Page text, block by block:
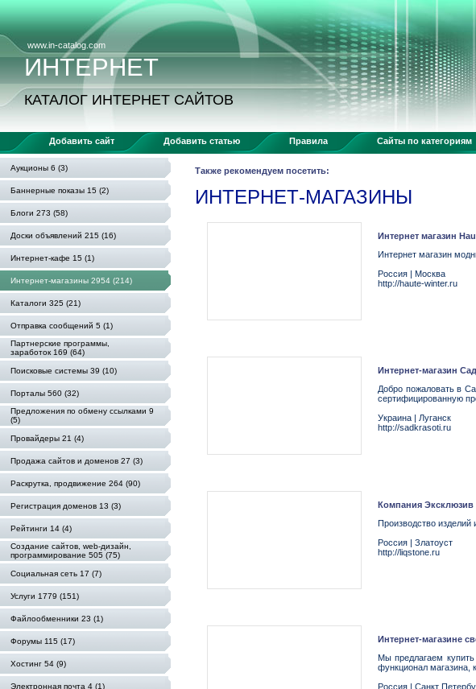
www.in-catalog.com
ИНТЕРНЕТ
КАТАЛОГ ИНТЕРНЕТ САЙТОВ
Добавить сайт Добавить статью Правила Сайты по категориям
Аукционы 6 (3)
Баннерные показы 15 (2)
Блоги 273 (58)
Доски объявлений 215 (16)
Интернет-кафе 15 (1)
Интернет-магазины 2954 (214)
Каталоги 325 (21)
Отправка сообщений 5 (1)
Партнерские программы,
заработок 169 (64)
Поисковые системы 39 (10)
Порталы 560 (32)
Предложения по обмену ссылками 9
(5)
Провайдеры 21 (4)
Продажа сайтов и доменов 27 (3)
Раскрутка, продвижение 264 (90)
Регистрация доменов 13 (3)
Рейтинги 14 (4)
Создание сайтов, web-дизайн,
программирование 505 (75)
Социальная сеть 17 (7)
Услуги 1779 (151)
Файлообменники 23 (1)
Форумы 115 (17)
Хостинг 54 (9)
Электронная почта 4 (1)
Также рекомендуем посетить:
ИНТЕРНЕТ-МАГАЗИНЫ
Интернет магазин
Интернет магазин
Россия | Москва
http://haute-winter.ru
Интернет-магазин
Добро пожаловать в
сертифицированную
Украина | Луганск
http://sadkrasoti.ru
Компания Эксклюзив
Производство изделий
Россия | Златоуст
http://liqstone.ru
Интернет-магазине
Мы предлагаем
функционал магазина,
Россия | Санкт